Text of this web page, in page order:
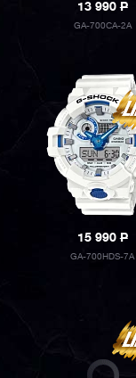
13 990P
GA-700CA-2A
15 990P
GA-700HDS-7A